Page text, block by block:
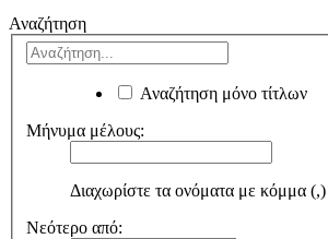
Αναζήτηση
Αναζήτηση μόνο τίτλων
Μήνυμα μέλους:
Διαχωρίστε τα ονόματα με κόμμα (,)
Νεότερο από: